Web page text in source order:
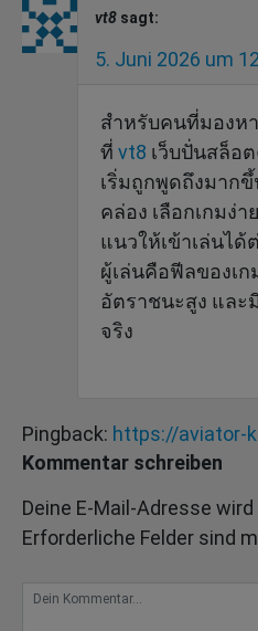
vt8 sagt:
5. Juni 2026 um
สำหรับคนที่มองห
ที่ vt8 เว็บปั่นสล็อ
เริ่มถูกพูดถึงมากขึ้
คล่อง เลือกเกมง่
แนวให้เข้าเล่นได้
ผู้เล่นคือฟีลของเ
อัตราชนะสูง และ
จริง
Pingback: https://aviator-
Kommentar schreiben
Deine E-Mail-Adresse
Erforderliche Felder sind